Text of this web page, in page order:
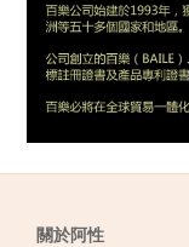
關於阿性